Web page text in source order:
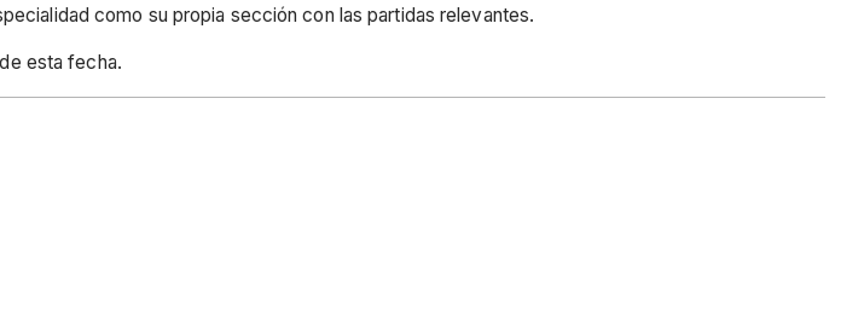
como su propia sección con las partidas relevantes.
esta fecha.